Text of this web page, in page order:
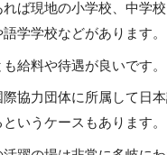
ば現地の小学校、中学
学学校などがあります。
給料や待遇が良いです。
際協力団体に所属して日
いうケースもあります。